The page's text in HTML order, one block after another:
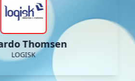
Thomsen
LOGISK